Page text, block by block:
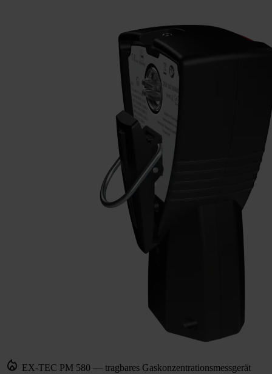
EX-TEC PM 580 — tragbares Gaskonzentrationsmessgerät